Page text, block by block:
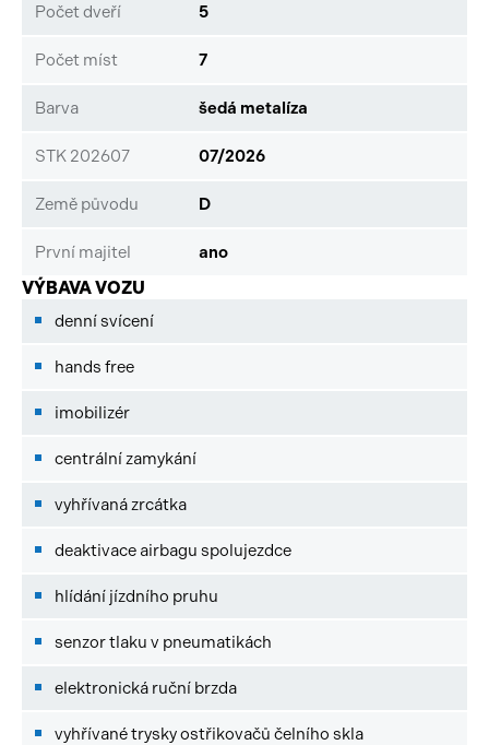
Počet dveří 5
Počet míst 7
Barva šedá metalíza
STK 202607 07/2026
Země původu D
První majitel ano
VÝBAVA VOZU
denní svícení
hands free
imobilizér
centrální zamykání
vyhřívaná zrcátka
deaktivace airbagu spolujezdce
hlídání jízdního pruhu
senzor tlaku v pneumatikách
elektronická ruční brzda
vyhřívané trysky ostřikovačů čelního skla